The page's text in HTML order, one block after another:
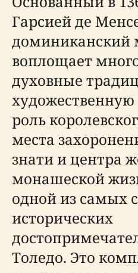
Гарсией де
доминиканский
воплощает
духовные
роль
места
знати и центра
монашеской
одной из самых
исторических
Толедо. Это